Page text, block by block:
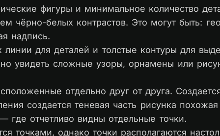
фигуры и минимальное количество
чёрно-белых контрастов. Это могут быть:
надпись.
линии для деталей и толстые контуры для
увидеть сложные узоры, орнамены или
отдельно друг от друга.
создается теневая часть рисунка
где отчетливо видны отдельные точки.
точками, однако точки располагаются